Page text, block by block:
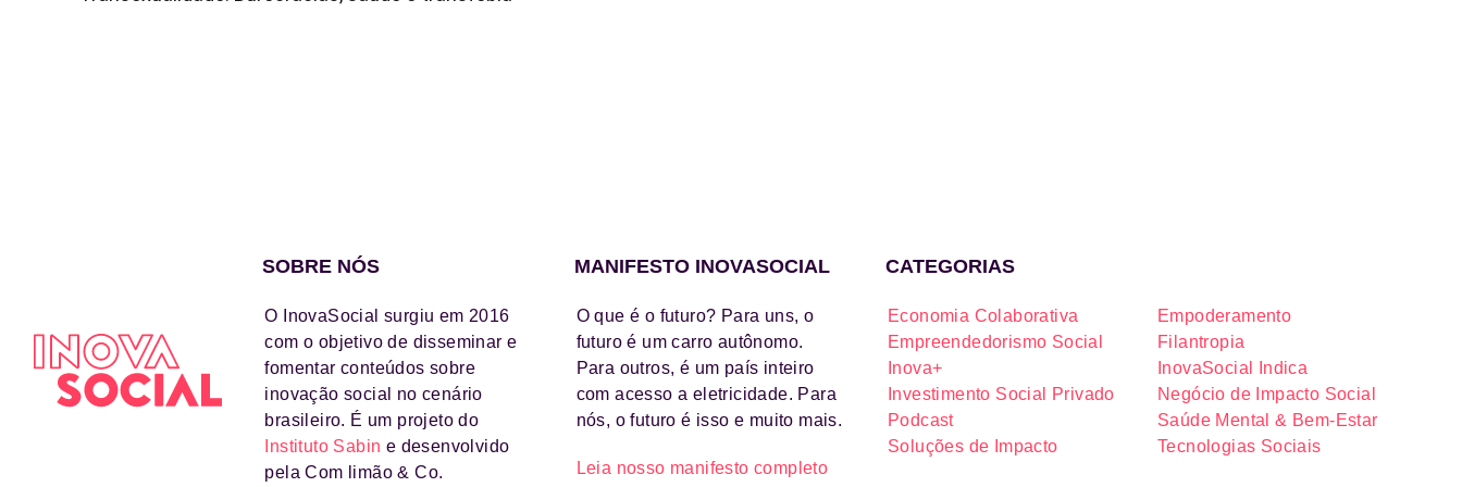
SOBRE NÓS
O InovaSocial surgiu em 2016
com o objetivo de disseminar e
fomentar conteúdos sobre
inovação social no cenário
brasileiro. É um projeto do
Instituto Sabin e desenvolvido
pela Com limão & Co.
MANIFESTO INOVASOCIAL
O que é o futuro? Para uns, o
futuro é um carro autônomo.
Para outros, é um país inteiro
com acesso a eletricidade. Para
nós, o futuro é isso e muito mais.
Leia nosso manifesto completo
CATEGORIAS
Economia Colaborativa
Empoderamento
Empreendedorismo Social
Filantropia
Inova+
InovaSocial Indica
Investimento Social Privado
Negócio de Impacto Social
Podcast
Saúde Mental & Bem-Estar
Soluções de Impacto
Tecnologias Sociais